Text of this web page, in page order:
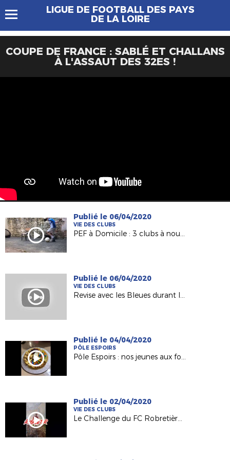
LIGUE DE FOOTBALL DES PAYS
DE LA LOIRE
COUPE DE FRANCE : SABLÉ ET CHALLANS
À L'ASSAUT DES 32ES !
Publié le 06/04/2020
VIE DES CLUBS
PEF à Domicile : 3 clubs à nouveau représentés !
Publié le 06/04/2020
VIE DES CLUBS
Revise avec les Bleues durant le confinement
Publié le 04/04/2020
PÔLE ESPOIRS
Pôle Espoirs : nos jeunes aux fourneaux pendant le confinement !
Publié le 02/04/2020
VIE DES CLUBS
Le Challenge du FC Robretières La Roche !